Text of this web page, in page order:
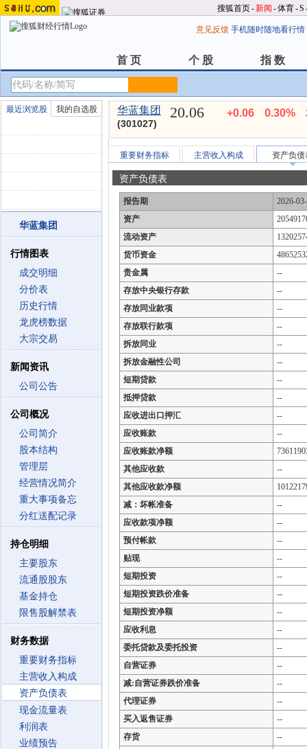
搜狐首页-新闻 -体育-S
意见反馈 手机随时随地看行情
首 页
首 页 个 股
个 股 指 数
指 数
最近浏览股 我的自选股
华蓝集团
行情图表
成交明细
分价表
历史行情
龙虎榜数据
大宗交易
新闻资讯
公司公告
公司概况
公司简介
股本结构
管理层
经营情况简介
重大事项备忘
分红送配记录
持仓明细
主要股东
流通股股东
基金持仓
限售股解禁表
财务数据
重要财务指标
主营收入构成
资产负债表
现金流量表
利润表
业绩预告
华蓝集团
(301027)
20.06 +0.06 0.30%
重要财务指标 主营收入构成 资产负债
资产负债表
报告期
2026-
资产
流动资产
货币资金
贵金属
--
存放中央银行存款
--
存放同业款项
--
存放联行款项
--
拆放同业
--
拆放金融性公司
--
短期贷款
--
抵押贷款
--
应收进出口押汇
--
应收账款
--
应收账款净额
其他应收款
--
其他应收款净额
减：坏帐准备
--
应收款项净额
--
预付帐款
--
贴现
--
短期投资
--
短期投资跌价准备
--
短期投资净额
--
应收利息
--
委托贷款及委托投资
--
自营证券
--
减:自营证券跌价准备
--
代理证券
--
买入返售证券
--
存货
--